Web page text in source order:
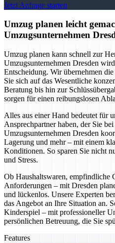
Jetzt Anfrage starten
Umzug planen leicht
Umzugsunternehmen
Umzug planen kann schnell zur
Umzugsunternehmen Dresden
Entscheidung. Wir übernehmen
Sie sich auf das Wesentliche
Beratung bis hin zur
sorgen für einen reibungslosen
Alles aus einer Hand bedeutet für
Ansprechpartner haben, der Sie
Umzugsunternehmen Dresden
Lagerung und mehr – mit einem
Konditionen. So sparen Sie nicht
und Stress.
Ob Haushaltswaren, empfindliche
Anforderungen – mit Dresden
und lückenlos. Unsere Experten
das Angebot an Ihre Situation an.
Kinderspiel – mit professioneller
persönlichen Betreuung, die Sie
Features